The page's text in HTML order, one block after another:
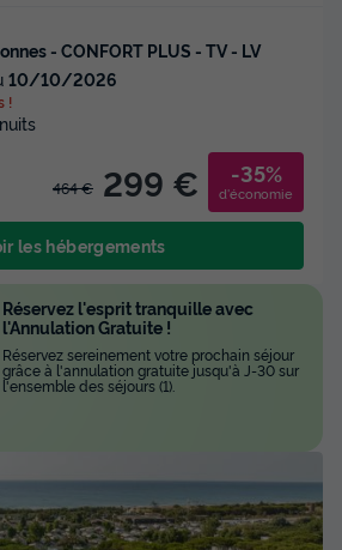
- CONFORT PLUS - TV - LV
10/10/2026
!
464 € 299 € -35%
d'économie
les hébergements
Réservez l'esprit tranquille avec
l'Annulation Gratuite !
Réservez sereinement votre prochain séjour
grâce à l'annulation gratuite jusqu'à J-30 sur
l'ensemble des séjours (1).